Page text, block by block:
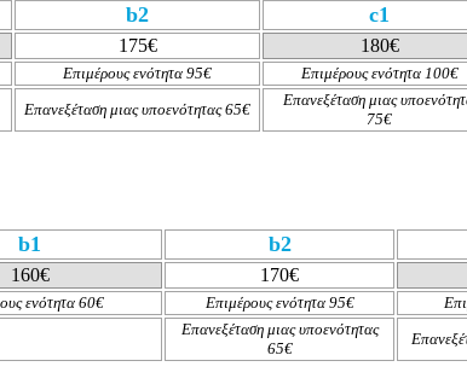
b2 c1
175€ 180€
Επιμέρους ενότητα 95€ Επιμέρους ενότητα 100€
Επανεξέταση μιας υποενότητας 65€
Επανεξέταση μιας
75€
b1 b2
160€ 170€
ενότητα 60€ Επιμέρους ενότητα 95€
Επανεξέταση μιας υποενότητας
65€